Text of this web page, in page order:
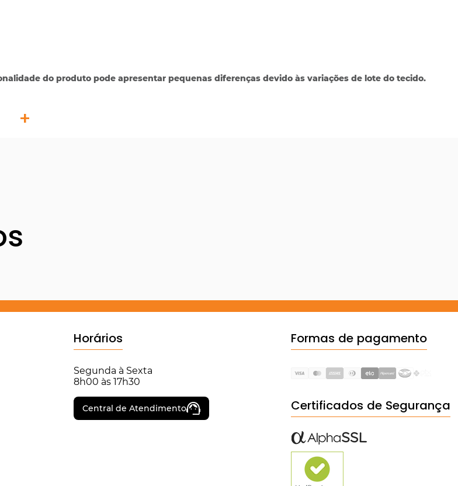
do produto pode apresentar pequenas diferenças devido às variações de lote do tecido.
Horários
Segunda à Sexta
8h00 às 17h30
Central de Atendimento
Formas de pagamento
Certificados de Segurança